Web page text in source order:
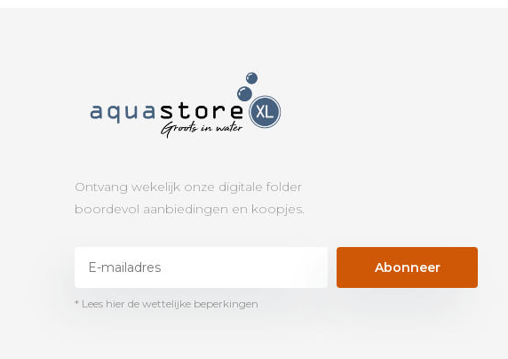
Ontvang wekelijk onze digitale folder
boordevol aanbiedingen en koopjes.
Abonneer
* Lees hier de wettelijke beperkingen